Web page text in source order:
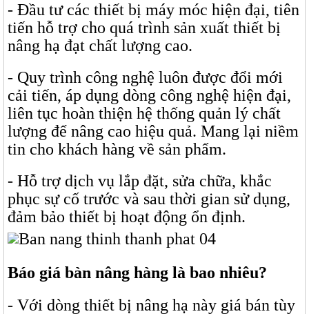
- Đầu tư các thiết bị máy móc hiện đại, tiên
tiến hỗ trợ cho quá trình sản xuất thiết bị
nâng hạ đạt chất lượng cao.
- Quy trình công nghệ luôn được đổi mới
cải tiến, áp dụng dòng công nghệ hiện đại,
liên tục hoàn thiện hệ thống quản lý chất
lượng để nâng cao hiệu quả. Mang lại niềm
tin cho khách hàng về sản phẩm.
- Hỗ trợ dịch vụ lắp đặt, sửa chữa, khắc
phục sự cố trước và sau thời gian sử dụng,
đảm bảo thiết bị hoạt động ổn định.
Báo giá bàn nâng hàng là bao nhiêu?
- Với dòng thiết bị nâng hạ này giá bán tùy